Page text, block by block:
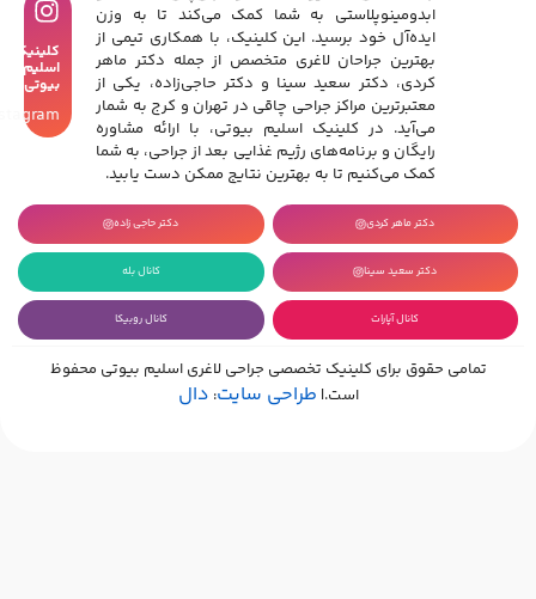
ابدومینوپلاستی به شما کمک می‌کند تا به وزن
ایده‌آل خود برسید. این کلینیک، با همکاری تیمی از
بهترین جراحان لاغری متخصص از جمله دکتر ماهر
کردی، دکتر سعید سینا و دکتر حاجی‌زاده، یکی از
معتبرترین مراکز جراحی چاقی در تهران و کرج به شمار
می‌آید. در کلینیک اسلیم بیوتی، با ارائه مشاوره
رایگان و برنامه‌های رژیم غذایی بعد از جراحی، به شما
کمک می‌کنیم تا به بهترین نتایج ممکن دست یابید.
کلینیک
اسلیم
بیوتی
Instagram
دکتر ماهر کردی دکتر حاجی زاده
دکتر سعید سینا کانال بله
کانال آپارات کانال روبیکا
تمامی حقوق برای کلینیک تخصصی جراحی لاغری اسلیم بیوتی محفوظ
است.|طراحی سایت:دال